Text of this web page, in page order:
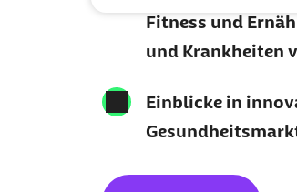
Fitness und
und Krankheiten
Einblicke in